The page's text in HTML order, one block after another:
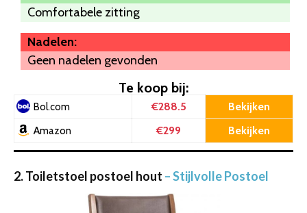
Comfortabele zitting
Nadelen:
Geen nadelen gevonden
Te koop bij:
Bol.com €288.5 Bekijken
Amazon €299 Bekijken
2. Toiletstoel postoel hout – Stijlvolle Postoel